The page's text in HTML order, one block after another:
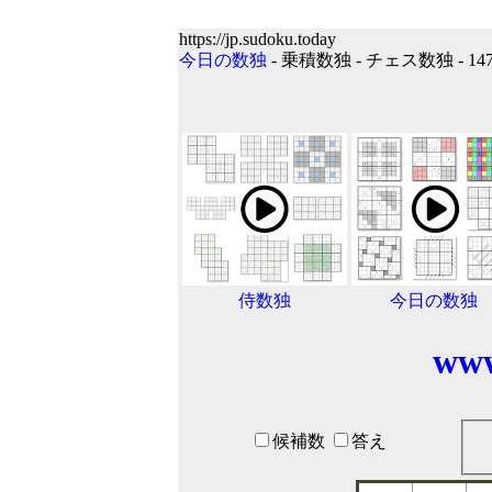
https://jp.sudoku.today
今日の数独 - 乗積数独 - チェス数独 -
侍数独 今日の数独
候補数 答え